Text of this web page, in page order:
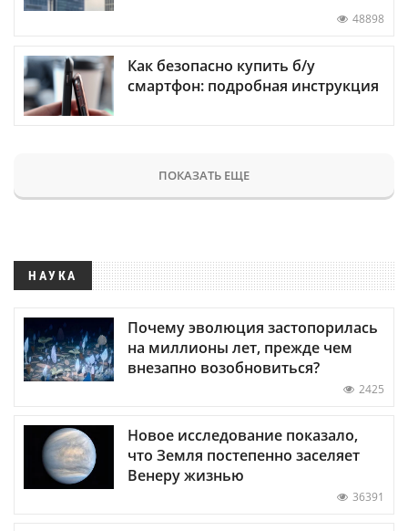
48898
Как безопасно купить б/у
смартфон: подробная инструкция
ПОКАЗАТЬ ЕЩЕ
НАУКА
Почему эволюция застопорилась
на миллионы лет, прежде чем
внезапно возобновиться?
2425
Новое исследование показало,
что Земля постепенно заселяет
Венеру жизнью
36391